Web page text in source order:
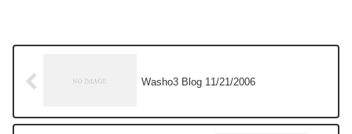
Washo3 Blog 11/21/2006